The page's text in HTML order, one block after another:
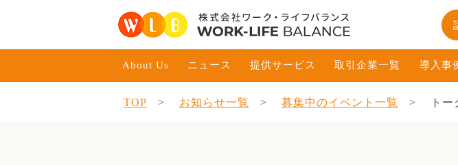
About Us ニュース 提供サービス 取引企業一覧 導入事
TOP お知らせ一覧 募集中のイベント一覧 ト